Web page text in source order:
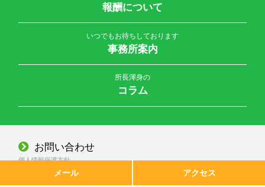
報酬について
いつでもお待ちしております
事務所案内
所長渾身の
コラム
お問い合わせ
個人情報保護方針
© 2026 公認会計士・税理士 大橋誠一事務所 All Rights Reserved.
メール アクセス